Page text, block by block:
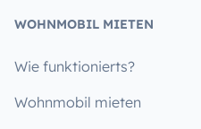
WOHNMOBIL MIETEN
Wie funktionierts?
Wohnmobil mieten